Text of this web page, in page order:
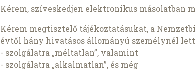
Kérem, szíveskedjen elektronikus másolatban
Kérem megtisztelő tájékoztatásukat, a
évtől hány hivatásos állományú személynél
- szolgálatra „méltatlan”, valamint
- szolgálatra „alkalmatlan”, és még